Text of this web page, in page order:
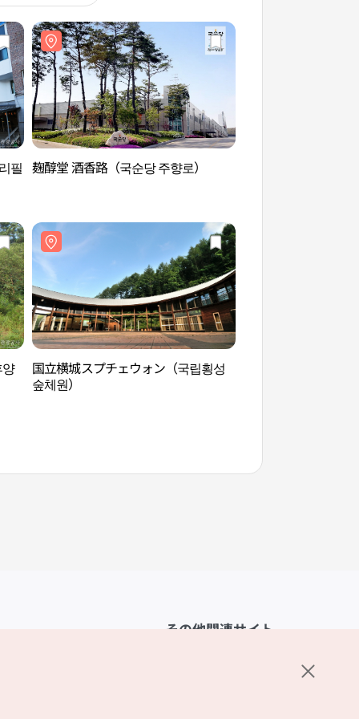
필 麹醇堂 酒香路（국순당 주향로）
国立横城スプチェウォン（국립횡성
숲체원）
その他関連サイト